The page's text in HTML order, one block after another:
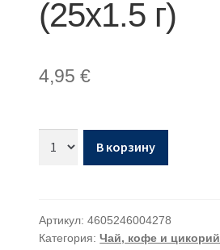
(25х1.5 г)
4,95€
В корзину
Артикул:4605246004278
Категория:Чай, кофе и цикорий